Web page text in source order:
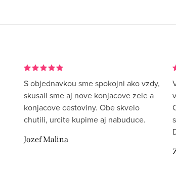
S objednavkou sme spokojni ako vzdy,
skusali sme aj nove konjacove zele a
konjacove cestoviny. Obe skvelo
chutili, urcite kupime aj nabuduce.
Jozef Malina